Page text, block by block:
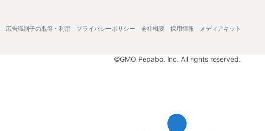
広告識別子の取得・利用 プライバシーポリシー 会社概要 採用情報 メディアキット
©GMO Pepabo, Inc. All rights reserved.